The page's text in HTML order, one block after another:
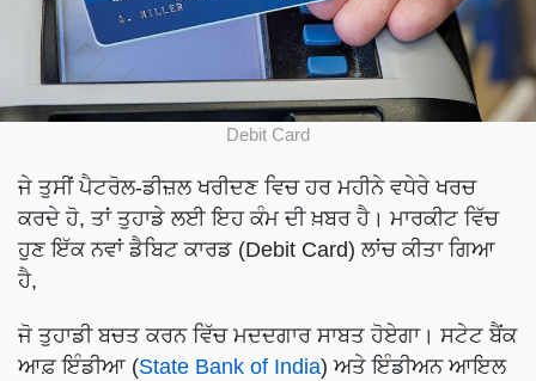
Debit Card
ਜੇ ਤੁਸੀਂ ਪੈਟਰੋਲ-ਡੀਜ਼ਲ ਖਰੀਦਣ ਵਿਚ ਹਰ ਮਹੀਨੇ ਵਧੇਰੇ ਖਰਚ
ਕਰਦੇ ਹੋ, ਤਾਂ ਤੁਹਾਡੇ ਲਈ ਇਹ ਕੰਮ ਦੀ ਖ਼ਬਰ ਹੈ। ਮਾਰਕੀਟ ਵਿੱਚ
ਹੁਣ ਇੱਕ ਨਵਾਂ ਡੈਬਿਟ ਕਾਰਡ (Debit Card) ਲਾਂਚ ਕੀਤਾ ਗਿਆ
ਹੈ,
ਜੋ ਤੁਹਾਡੀ ਬਚਤ ਕਰਨ ਵਿੱਚ ਮਦਦਗਾਰ ਸਾਬਤ ਹੋਏਗਾ। ਸਟੇਟ ਬੈਂਕ
ਆਫ਼ ਇੰਡੀਆ (State Bank of India) ਅਤੇ ਇੰਡੀਅਨ ਆਇਲ